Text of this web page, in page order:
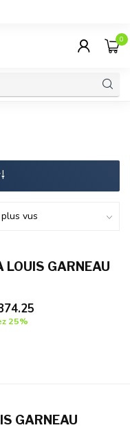
0
GARNEAU
25%
GARNEAU